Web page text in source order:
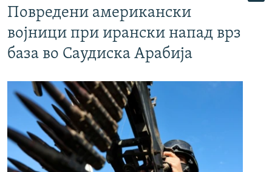
Повредени американски
војници при ирански напад врз
база во Саудиска Арабија